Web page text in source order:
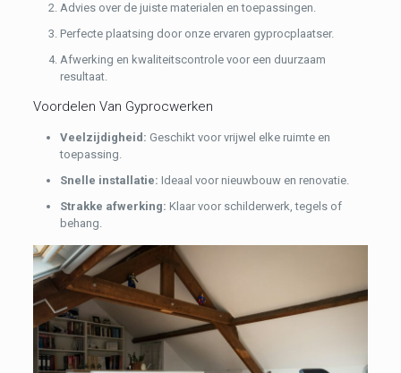
Advies over de juiste materialen en toepassingen.
Perfecte plaatsing door onze ervaren gyprocplaatser.
Afwerking en kwaliteitscontrole voor een duurzaam
resultaat.
Voordelen Van Gyprocwerken
Veelzijdigheid: Geschikt voor vrijwel elke ruimte en
toepassing.
Snelle installatie: Ideaal voor nieuwbouw en renovatie.
Strakke afwerking: Klaar voor schilderwerk, tegels of
behang.